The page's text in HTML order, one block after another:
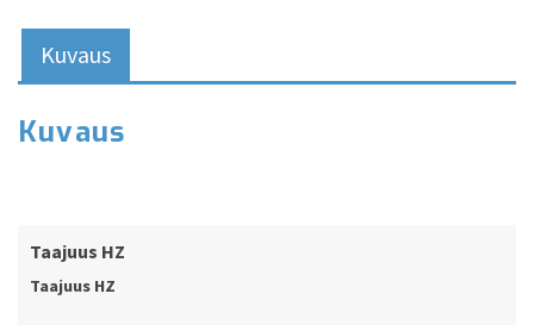
Kuvaus
Kuvaus
Taajuus HZ
Taajuus HZ